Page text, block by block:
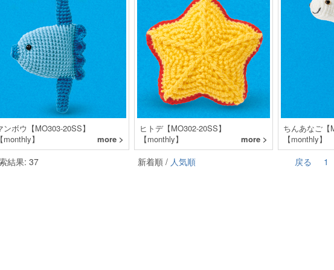
ンボウ【MO303-20SS】
monthly】
more >
ヒトデ【MO302-20SS】
【monthly】
more >
ちんあなご【
【monthly】
結果: 37 戻る 1
新着順 / 人気順